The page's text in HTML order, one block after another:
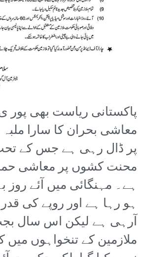
پاکستانی ریاست بھی پور
معاشی بحران کا سارا
پر ڈال رہی ہے جس کے
محنت کشوں پر معاشی
ہے۔ مہنگائی میں آئے روز
ہو رہا ہے اور روپے کی
آرہی ہے لیکن اس سال
ملازمین کے تنخواہوں میں